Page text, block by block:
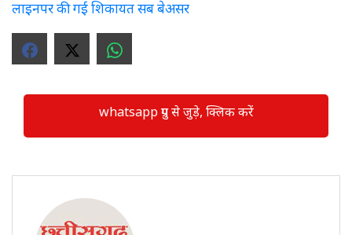
लाइनपर की गई शिकायत सब बेअसर
whatsapp ग्रुप से जुड़े, क्लिक करें